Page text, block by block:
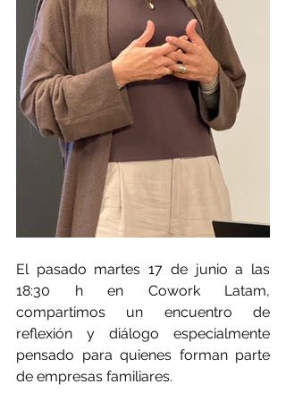
El pasado martes 17 de junio a las
18:30 h en Cowork Latam,
compartimos un encuentro de
reflexión y diálogo especialmente
pensado para quienes forman parte
de empresas familiares.